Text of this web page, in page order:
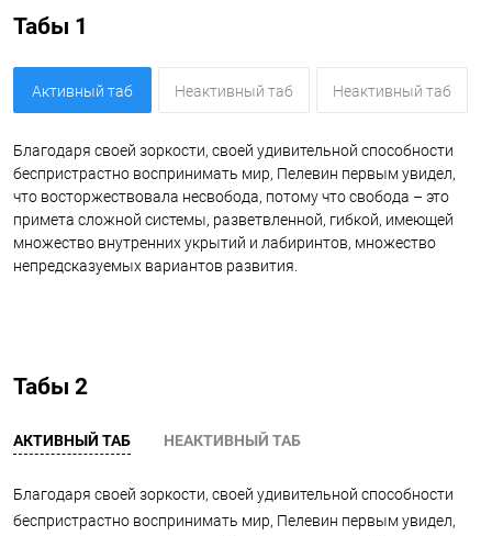
Табы 1
Активный таб Неактивный таб Неактивный таб
Благодаря своей зоркости, своей удивительной способности
беспристрастно воспринимать мир, Пелевин первым увидел,
что восторжествовала несвобода, потому что свобода – это
примета сложной системы, разветвленной, гибкой, имеющей
множество внутренних укрытий и лабиринтов, множество
непредсказуемых вариантов развития.
Табы 2
АКТИВНЫЙ ТАБ НЕАКТИВНЫЙ ТАБ
Благодаря своей зоркости, своей удивительной способности
беспристрастно воспринимать мир, Пелевин первым увидел,